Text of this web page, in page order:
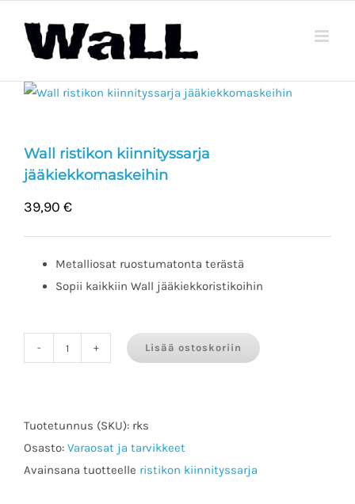
content
Wall ristikon kiinnityssarja
jääkiekkomaskeihin
39,90 €
Metalliosat ruostumatonta terästä
Sopii kaikkiin Wall jääkiekkoristikoihin
jääkiekkomaskeihin
määrä
Lisää ostoskoriin
Tuotetunnus (SKU): rks
Osasto: Varaosat ja tarvikkeet
Avainsana tuotteelle ristikon kiinnityssarja